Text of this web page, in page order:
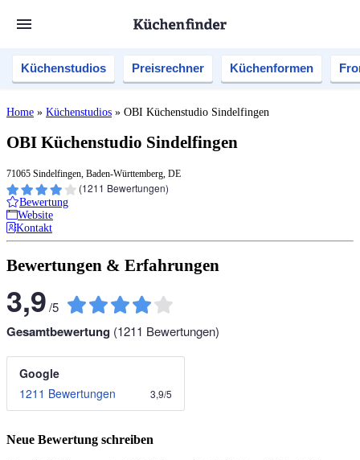
Küchenstudios Preisrechner Küchenformen
Home » Küchenstudios » OBI Küchenstudio Sindelfingen
OBI Küchenstudio Sindelfingen
71065 Sindelfingen, Baden-Württemberg, DE
(1211 Bewertungen)
Bewertung
Website
Kontakt
Bewertungen & Erfahrungen
3,9/5
Gesamtbewertung (1211 Bewertungen)
Google
1211 Bewertungen
3,9/5
Neue Bewertung schreiben